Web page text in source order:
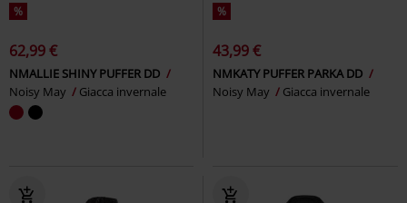
%
62,99 €
NMALLIE SHINY PUFFER DD
Noisy May
Giacca invernale
%
43,99 €
NMKATY PUFFER PARKA DD
Noisy May
Giacca invernale